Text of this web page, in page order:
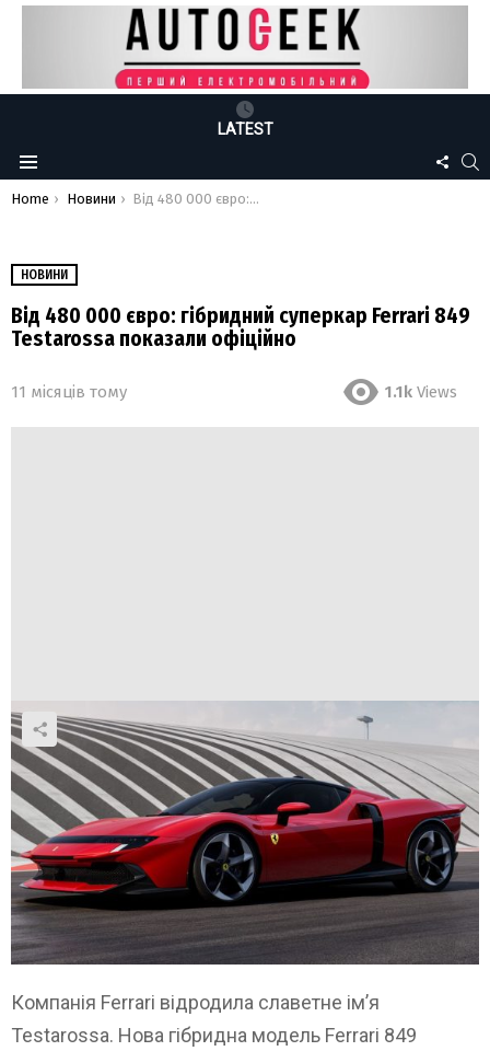
LATEST
Menu
US
You are here:
Home Новини Від 480 000 євро: гібридний суперкар Ferrari 849 Testarossa показали офіційно
НОВИНИ
Від 480 000 євро: гібридний суперкар Ferrari 849
Testarossa показали офіційно
11 місяців тому 1.1k Views
Компанія Ferrari відродила славетне ім’я
Testarossa. Нова гібридна модель Ferrari 849